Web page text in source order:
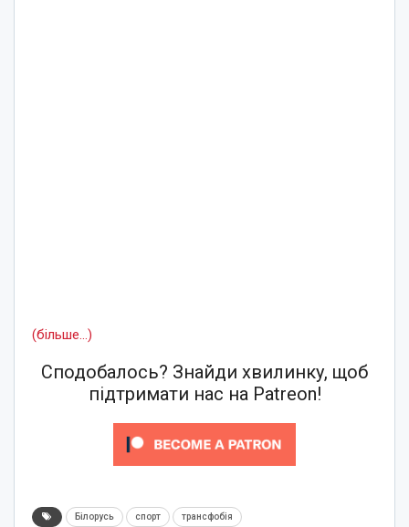
(більше…)
Сподобалось? Знайди хвилинку, щоб
підтримати нас на Patreon!
Білорусь спорт трансфобія